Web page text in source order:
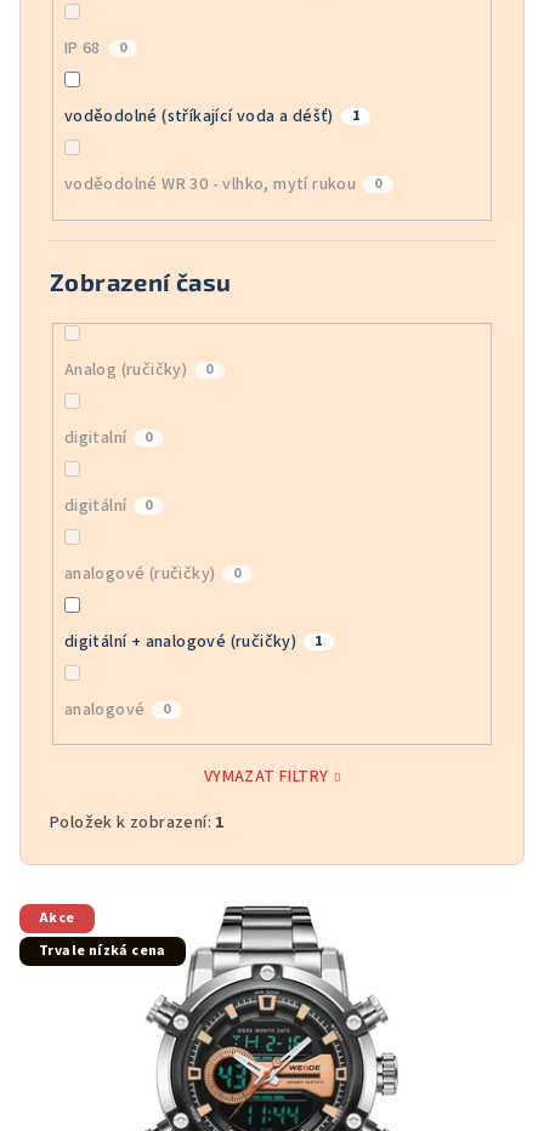
IP 68 0
voděodolné (stříkající voda a déšť) 1
voděodolné WR 30 - vlhko, mytí rukou 0
Zobrazení času
Analog (ručičky) 0
digitalní 0
digitální 0
analogové (ručičky) 0
digitální + analogové (ručičky) 1
analogové 0
VYMAZAT FILTRY
Položek k zobrazení: 1
V
ý
p
Akce
Trvale nízká cena